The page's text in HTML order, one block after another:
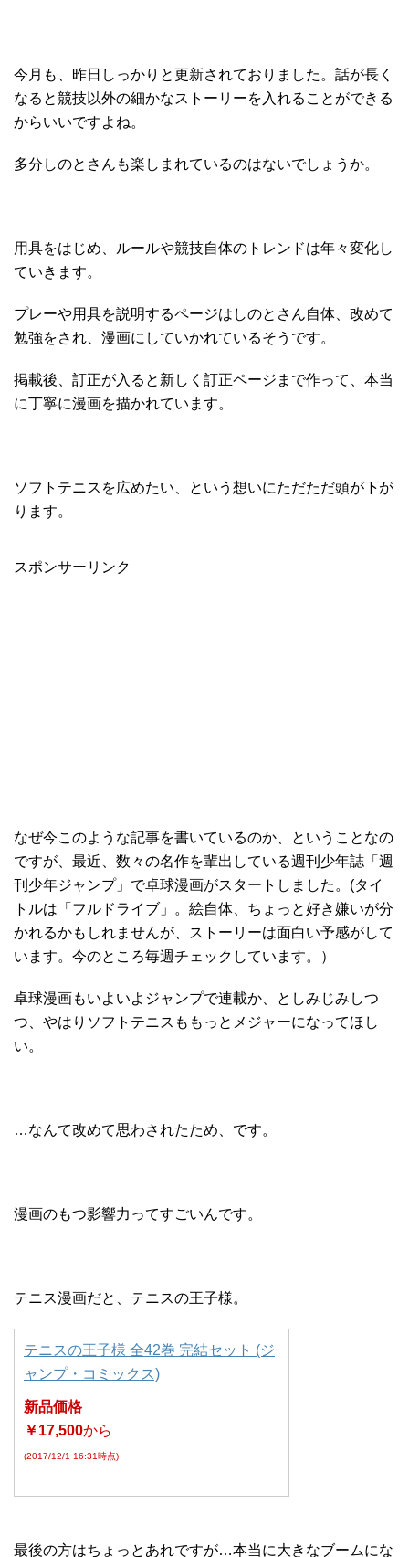
今月も、昨日しっかりと更新されておりました。話が長く
なると競技以外の細かなストーリーを入れることができる
からいいですよね。
多分しのとさんも楽しまれているのはないでしょうか。
用具をはじめ、ルールや競技自体のトレンドは年々変化し
ていきます。
プレーや用具を説明するページはしのとさん自体、改めて
勉強をされ、漫画にしていかれているそうです。
掲載後、訂正が入ると新しく訂正ページまで作って、本当
に丁寧に漫画を描かれています。
ソフトテニスを広めたい、という想いにただただ頭が下が
ります。
スポンサーリンク
なぜ今このような記事を書いているのか、ということなの
ですが、最近、数々の名作を輩出している週刊少年誌「週
刊少年ジャンプ」で卓球漫画がスタートしました。(タイ
トルは「フルドライブ」。絵自体、ちょっと好き嫌いが分
かれるかもしれませんが、ストーリーは面白い予感がして
います。今のところ毎週チェックしています。）
卓球漫画もいよいよジャンプで連載か、としみじみしつ
つ、やはりソフトテニスももっとメジャーになってほし
い。
…なんて改めて思わされたため、です。
漫画のもつ影響力ってすごいんです。
テニス漫画だと、テニスの王子様。
テニスの王子様 全42巻 完結セット (ジ
ャンプ・コミックス)
新品価格
￥17,500から
(2017/12/1 16:31時点)
最後の方はちょっとあれですが…本当に大きなブームにな